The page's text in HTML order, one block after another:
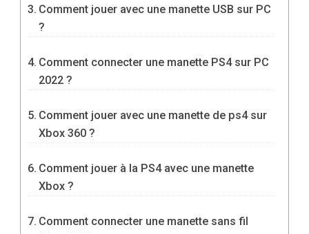
Comment jouer avec une manette USB sur PC
?
Comment connecter une manette PS4 sur PC
2022 ?
Comment jouer avec une manette de ps4 sur
Xbox 360 ?
Comment jouer à la PS4 avec une manette
Xbox ?
Comment connecter une manette sans fil